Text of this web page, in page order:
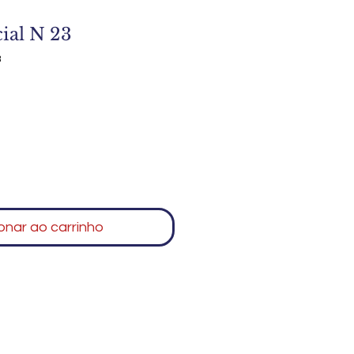
N 23
ao carrinho